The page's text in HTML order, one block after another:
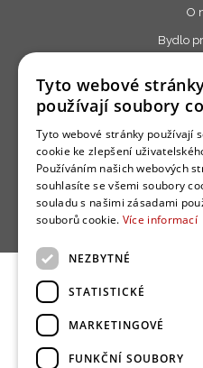
O
Bydlo
Copyright ©
Tyto webové
používají soubory
Tyto webové stránky používají
cookie ke zlepšení
Používáním našich webových
souhlasíte se všemi soubory
souladu s našimi zásadami
souborů cookie. Více informací
NEZBYTNÉ
STATISTICKÉ
MARKETINGOVÉ
FUNKČNÍ SOUBORY